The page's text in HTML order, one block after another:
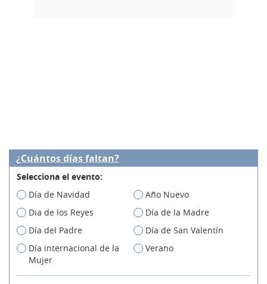
¿Cuántos días faltan?
Selecciona el evento:
Día de Navidad
Año Nuevo
Dia de los Reyes
Día de la Madre
Día del Padre
Día de San Valentín
Día internacional de la
Mujer
Verano